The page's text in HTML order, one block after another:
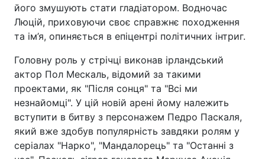
його змушують стати гладіатором. Водночас
Люцій, приховуючи своє справжнє походження
та ім’я, опиняється в епіцентрі політичних інтриг.
Головну роль у стрічці виконав ірландський
актор Пол Мескаль, відомий за такими
проектами, як "Після сонця" та "Всі ми
незнайомці". У цій новій арені йому належить
вступити в битву з персонажем Педро Паскаля,
який вже здобув популярність завдяки ролям у
серіалах "Нарко", "Мандалорець" та "Останні з